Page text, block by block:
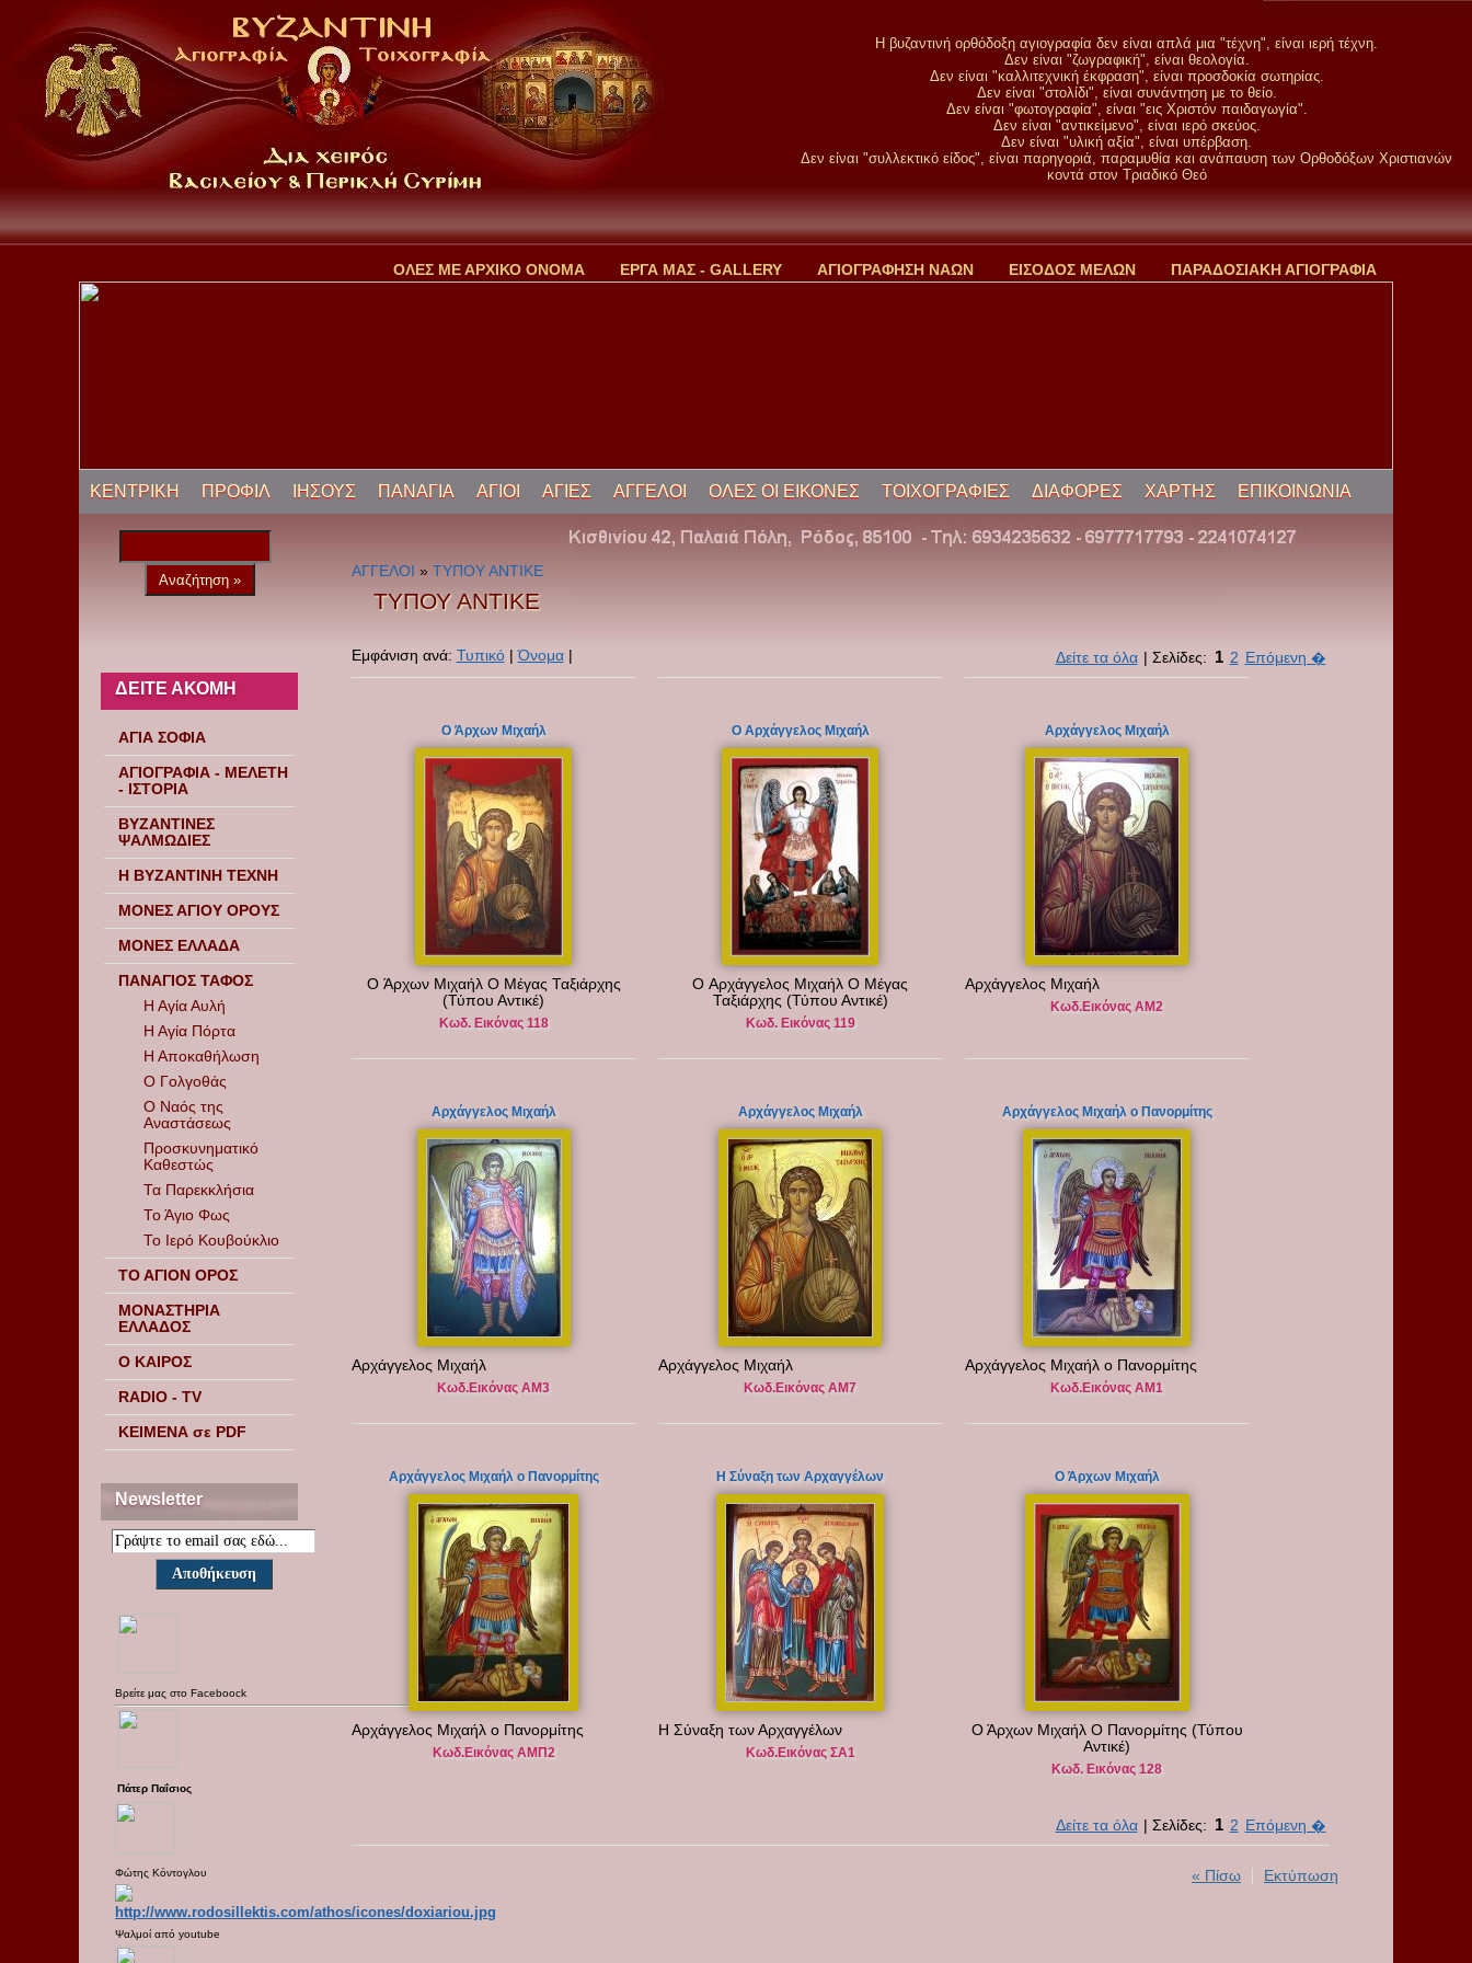
Η βυζαντινή ορθόδοξη αγιογραφία δεν είναι απλά μια "τέχνη", είναι ιερή τέχνη.
Δεν είναι "ζωγραφική", είναι θεολογία.
Δεν είναι "καλλιτεχνική έκφραση", είναι προσδοκία σωτηρίας.
Δεν είναι "στολίδι", είναι συνάντηση με το θείο.
Δεν είναι "φωτογραφία", είναι "εις Χριστόν παιδαγωγία".
Δεν είναι "αντικείμενο", είναι ιερό σκεύος.
Δεν είναι "υλική αξία", είναι υπέρβαση.
Δεν είναι "συλλεκτικό είδος", είναι παρηγοριά, παραμυθία και ανάπαυση των Ορθοδόξων Χριστιανών
κοντά στον Τριαδικό Θεό
ΟΛΕΣ ΜΕ ΑΡΧΙΚΟ ΟΝΟΜΑ ΕΡΓΑ ΜΑΣ - GALLERY ΑΓΙΟΓΡΑΦΗΣΗ ΝΑΩΝ ΕΙΣΟΔΟΣ ΜΕΛΩΝ ΠΑΡΑΔΟΣΙΑΚΗ ΑΓΙΟΓΡΑΦΙΑ
ΚΕΝΤΡΙΚΗ ΠΡΟΦΙΛ ΙΗΣΟΥΣ ΠΑΝΑΓΙΑ ΑΓΙΟΙ ΑΓΙΕΣ ΑΓΓΕΛΟΙ ΟΛΕΣ ΟΙ ΕΙΚΟΝΕΣ ΤΟΙΧΟΓΡΑΦΙΕΣ ΔΙΑΦΟΡΕΣ ΧΑΡΤΗΣ ΕΠΙΚΟΙΝΩΝΙΑ
ΔΕΙΤΕ ΑΚΟΜΗ
ΑΓΙΑ ΣΟΦΙΑ
ΑΓΙΟΓΡΑΦΙΑ - ΜΕΛΕΤΗ
- ΙΣΤΟΡΙΑ
ΒΥΖΑΝΤΙΝΕΣ
ΨΑΛΜΩΔΙΕΣ
Η ΒΥΖΑΝΤΙΝΗ ΤΕΧΝΗ
ΜΟΝΕΣ ΑΓΙΟΥ ΟΡΟΥΣ
ΜΟΝΕΣ ΕΛΛΑΔΑ
ΠΑΝΑΓΙΟΣ ΤΑΦΟΣ
Η Αγία Αυλή
Η Αγία Πόρτα
Η Αποκαθήλωση
Ο Γολγοθάς
Ο Ναός της
Αναστάσεως
Προσκυνηματικό
Καθεστώς
Τα Παρεκκλήσια
Το Άγιο Φως
Το Ιερό Κουβούκλιο
ΤΟ ΑΓΙΟΝ ΟΡΟΣ
ΜΟΝΑΣΤΗΡΙΑ
ΕΛΛΑΔΟΣ
Ο ΚΑΙΡΟΣ
RADIO - TV
ΚΕΙΜΕΝΑ σε PDF
Newsletter
Βρείτε μας στο Faceboock
Πάτερ Παΐσιος
Φώτης Κόντογλου
Ψαλμοί από youtube
ΤΥΠΟΥ ΑΝΤΙΚΕ
ΑΓΓΕΛΟΙ » ΤΥΠΟΥ ΑΝΤΙΚΕ
Εμφάνιση ανά: Τυπικό Όνομα Δείτε τα όλα | Σελίδες: 1 2 Επόμενη �
O Άρχων Μιχαήλ
O Άρχων Μιχαήλ O Μέγας Ταξιάρχης
(Τύπου Αντικέ)
Κωδ. Εικόνας 118
O Αρχάγγελος Μιχαήλ
O Αρχάγγελος Μιχαήλ Ο Μέγας
Ταξιάρχης (Τύπου Αντικέ)
Κωδ. Εικόνας 119
Αρχάγγελος Μιχαήλ
Αρχάγγελος Μιχαήλ
Κωδ.Εικόνας ΑΜ2
Αρχάγγελος Μιχαήλ
Αρχάγγελος Μιχαήλ
Κωδ.Εικόνας ΑΜ3
Αρχάγγελος Μιχαήλ
Αρχάγγελος Μιχαήλ
Κωδ.Εικόνας ΑΜ7
Αρχάγγελος Μιχαήλ ο Πανορμίτης
Αρχάγγελος Μιχαήλ ο Πανορμίτης
Κωδ.Εικόνας ΑΜ1
Αρχάγγελος Μιχαήλ ο Πανορμίτης
Αρχάγγελος Μιχαήλ ο Πανορμίτης
Κωδ.Εικόνας ΑΜΠ2
Η Σύναξη των Αρχαγγέλων
Η Σύναξη των Αρχαγγέλων
Κωδ.Εικόνας ΣΑ1
Ο Άρχων Μιχαήλ
Ο Άρχων Μιχαήλ Ο Πανορμίτης (Τύπου
Αντικέ)
Κωδ. Εικόνας 128
Δείτε τα όλα | Σελίδες: 1 2 Επόμενη �
Εκτύπωση
« Πίσω